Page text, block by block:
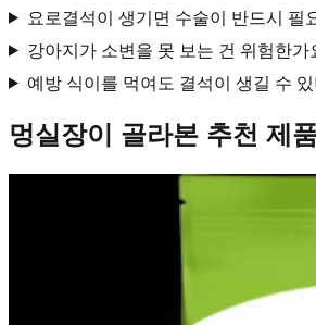
요로결석이 생기면 수술이 반드시 필
강아지가 소변을 못 보는 건 위험한가
예방 식이를 먹여도 결석이 생길 수
멍실장이 골라본 추천 제